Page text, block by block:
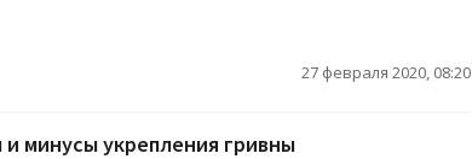
27 февраля 2020, 08:20
минусы укрепления гривны